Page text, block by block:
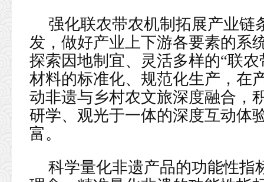
强化联农带农机制拓展产业链
发，做好产业上下游各要素的系
探索因地制宜、灵活多样的“联
材料的标准化、规范化生产，在
动非遗与乡村农文旅深度融合，
研学、观光于一体的深度互动体
富。
科学量化非遗产品的功能性指